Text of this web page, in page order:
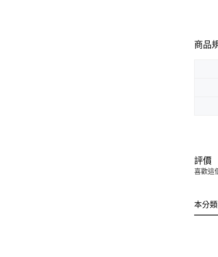
商品
評價
喜歡這
本分